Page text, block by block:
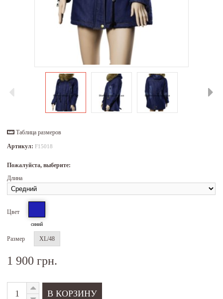
Таблица размеров
Артикул: F15018
Пожалуйста, выберите:
Длина
Цвет
синий
Размер XL/48
1 900 грн.